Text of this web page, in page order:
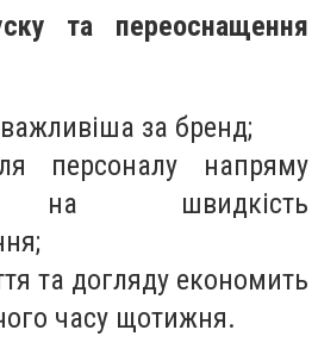
та переоснащення
важливіша за бренд;
персоналу напряму
на швидкість
та догляду економить
часу щотижня.